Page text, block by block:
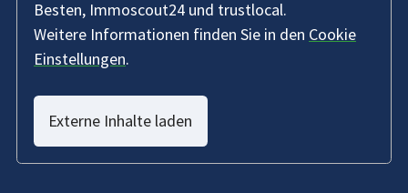
Besten, Immoscout24 und trustlocal.
Weitere Informationen finden Sie in den Cookie
Einstellungen.
Externe Inhalte laden